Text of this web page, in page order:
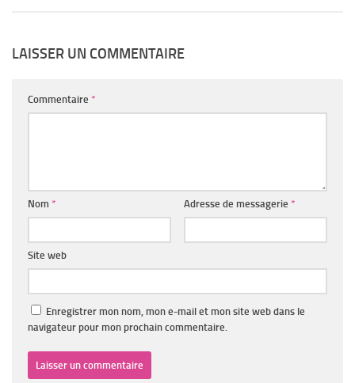
LAISSER UN COMMENTAIRE
Commentaire *
Nom * Adresse de messagerie *
Site web
Enregistrer mon nom, mon e-mail et mon site web dans le
navigateur pour mon prochain commentaire.